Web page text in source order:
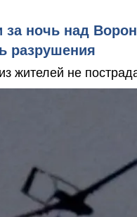
ночь над
разрушения
жителей не